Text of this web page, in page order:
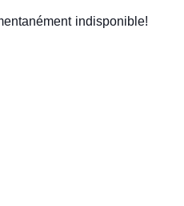
indisponible!